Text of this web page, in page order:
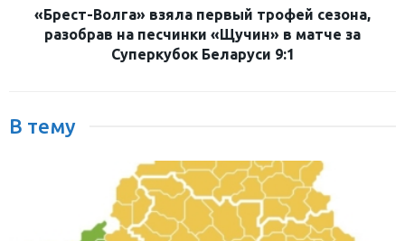
«Брест-Волга» взяла первый трофей сезона,
разобрав на песчинки «Щучин» в матче за
Суперкубок Беларуси 9:1
В тему